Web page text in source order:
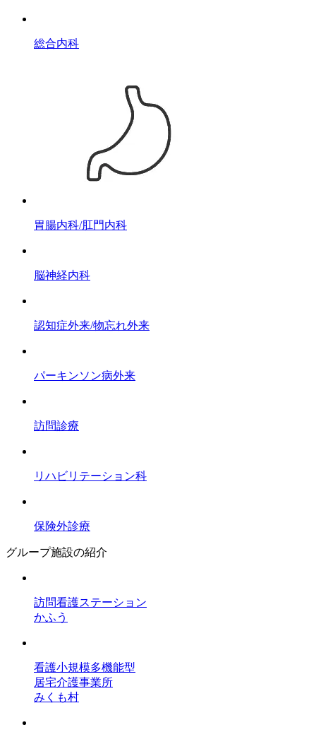
総合内科
胃腸内科/肛門内科
脳神経内科
認知症外来/物忘れ外来
パーキンソン病外来
訪問診療
リハビリテーション科
保険外診療
グループ施設の紹介
訪問看護ステーション
かふう
看護小規模多機能型
居宅介護事業所
みくも村